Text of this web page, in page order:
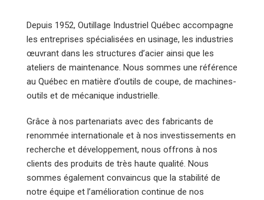
Depuis 1952, Outillage Industriel Québec accompagne
les entreprises spécialisées en usinage, les industries
œuvrant dans les structures d’acier ainsi que les
ateliers de maintenance. Nous sommes une référence
au Québec en matière d’outils de coupe, de machines-
outils et de mécanique industrielle.
Grâce à nos partenariats avec des fabricants de
renommée internationale et à nos investissements en
recherche et développement, nous offrons à nos
clients des produits de très haute qualité. Nous
sommes également convaincus que la stabilité de
notre équipe et l’amélioration continue de nos